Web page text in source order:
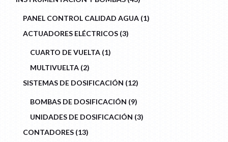
PRODUCTS
PANEL CONTROL CALIDAD AGUA 11
PRODUCT
ACTUADORES ELÉCTRICOS 33
PRODUCTS
CUARTO DE VUELTA 11
PRODUCT
MULTIVUELTA 22
PRODUCTS
SISTEMAS DE DOSIFICACIÓN 1212
PRODUCTS
BOMBAS DE DOSIFICACIÓN 99
PRODUCTS
UNIDADES DE DOSIFICACIÓN 33
PRODUCTS
CONTADORES 1313
PRODUCTS